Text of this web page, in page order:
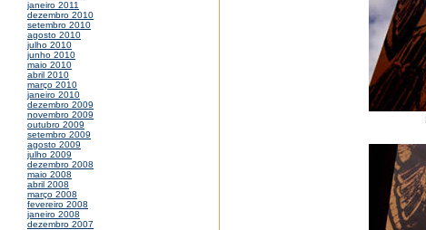
janeiro 2011
dezembro 2010
setembro 2010
agosto 2010
julho 2010
junho 2010
maio 2010
abril 2010
março 2010
janeiro 2010
dezembro 2009
novembro 2009
outubro 2009
setembro 2009
agosto 2009
julho 2009
dezembro 2008
maio 2008
abril 2008
março 2008
fevereiro 2008
janeiro 2008
dezembro 2007